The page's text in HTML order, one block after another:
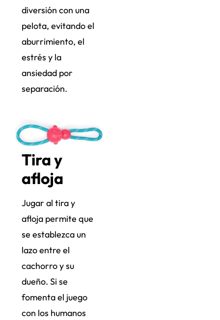
diversión con una
pelota, evitando el
aburrimiento, el
estrés y la
ansiedad por
separación.
Tira y
afloja
Jugar al tira y
afloja permite que
se establezca un
lazo entre el
cachorro y su
dueño. Si se
fomenta el juego
con los humanos